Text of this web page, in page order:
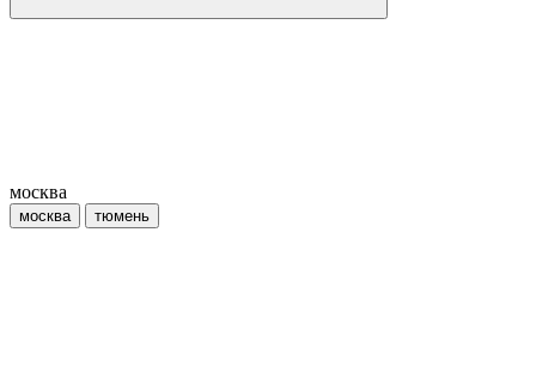
москва
москва тюмень